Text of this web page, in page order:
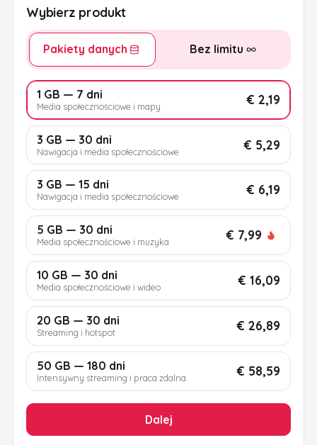
Wybierz produkt
Pakiety danych Bez limitu
1 GB — 7 dni
Media społecznościowe i mapy € 2,19
3 GB — 30 dni
Nawigacja i media społecznościowe € 5,29
3 GB — 15 dni
Nawigacja i media społecznościowe € 6,19
5 GB — 30 dni
Media społecznościowe i muzyka € 7,99
10 GB — 30 dni
Media społecznościowe i wideo € 16,09
20 GB — 30 dni
Streaming i hotspot € 26,89
50 GB — 180 dni
Intensywny streaming i praca zdalna € 58,59
Dalej